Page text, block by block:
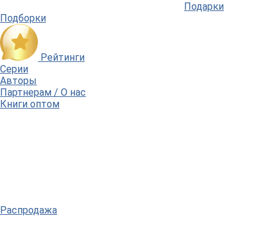
Подарки
Подборки
Рейтинги
Серии
Авторы
Партнерам / О нас
Книги оптом
Распродажа